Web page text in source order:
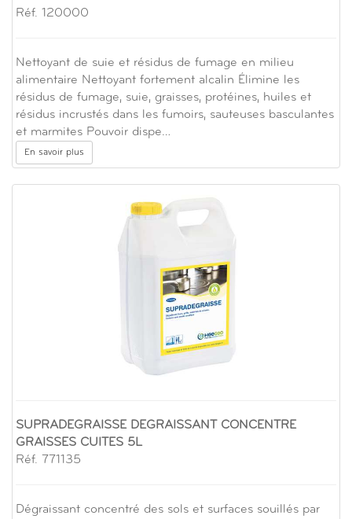
Réf. 120000
Nettoyant de suie et résidus de fumage en milieu
alimentaire Nettoyant fortement alcalin Élimine les
résidus de fumage, suie, graisses, protéines, huiles et
résidus incrustés dans les fumoirs, sauteuses basculantes
et marmites Pouvoir dispe…
En savoir plus
SUPRADEGRAISSE DEGRAISSANT CONCENTRE
GRAISSES CUITES 5L
Réf. 771135
Dégraissant concentré des sols et surfaces souillés par